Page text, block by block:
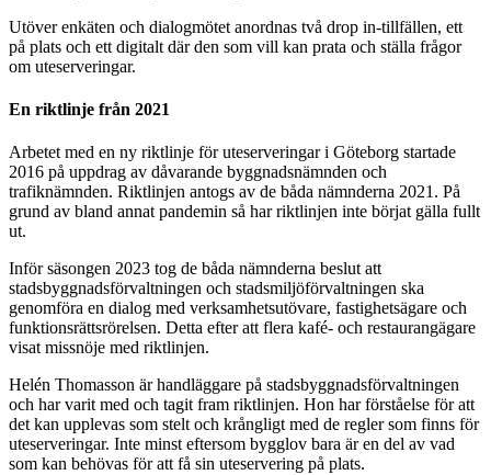
Utöver enkäten och dialogmötet anordnas två drop in-tillfällen, ett
på plats och ett digitalt där den som vill kan prata och ställa frågor
om uteserveringar.
En riktlinje från 2021
Arbetet med en ny riktlinje för uteserveringar i Göteborg startade
2016 på uppdrag av dåvarande byggnadsnämnden och
trafiknämnden. Riktlinjen antogs av de båda nämnderna 2021. På
grund av bland annat pandemin så har riktlinjen inte börjat gälla fullt
ut.
Inför säsongen 2023 tog de båda nämnderna beslut att
stadsbyggnadsförvaltningen och stadsmiljöförvaltningen ska
genomföra en dialog med verksamhetsutövare, fastighetsägare och
funktionsrättsrörelsen. Detta efter att flera kafé- och restaurangägare
visat missnöje med riktlinjen.
Helén Thomasson är handläggare på stadsbyggnadsförvaltningen
och har varit med och tagit fram riktlinjen. Hon har förståelse för att
det kan upplevas som stelt och krångligt med de regler som finns för
uteserveringar. Inte minst eftersom bygglov bara är en del av vad
som kan behövas för att få sin uteservering på plats.